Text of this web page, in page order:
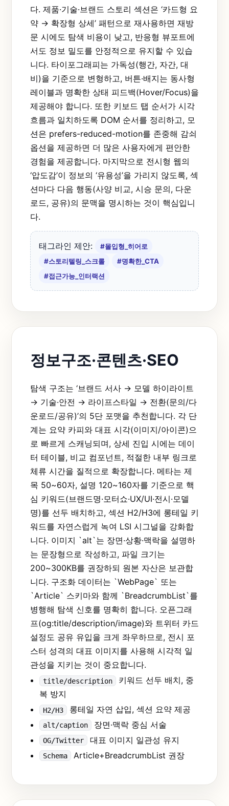
다. 제품·기술·브랜드 스토리 섹션은 ‘카드형 요
약 → 확장형 상세’ 패턴으로 재사용하면 재방
문 시에도 탐색 비용이 낮고, 반응형 뷰포트에
서도 정보 밀도를 안정적으로 유지할 수 있습
니다. 타이포그래피는 가독성(행간, 자간, 대
비)을 기준으로 변형하고, 버튼·배지는 동사형
레이블과 명확한 상태 피드백(Hover/Focus)을
제공해야 합니다. 또한 키보드 탭 순서가 시각
흐름과 일치하도록 DOM 순서를 정리하고, 모
션은 prefers-reduced-motion를 존중해 감쇠
옵션을 제공하면 더 많은 사용자에게 편안한
경험을 제공합니다. 마지막으로 전시형 웹의
‘압도감’이 정보의 ‘유용성’을 가리지 않도록, 섹
션마다 다음 행동(사양 비교, 시승 문의, 다운
로드, 공유)의 문맥을 명시하는 것이 핵심입니
다.
태그라인 제안:
#몰입형_히어로
#스토리텔링_스크롤
#명확한_CTA
#접근가능_인터랙션
정보구조·콘텐츠·SEO
탐색 구조는 ‘브랜드 서사 → 모델 하이라이트
→ 기술·안전 → 라이프스타일 → 전환(문의/다
운로드/공유)’의 5단 포맷을 추천합니다. 각 단
계는 요약 카피와 대표 시각(이미지/아이콘)으
로 빠르게 스캐닝되며, 상세 진입 시에는 데이
터 테이블, 비교 컴포넌트, 적절한 내부 링크로
체류 시간을 질적으로 확장합니다. 메타는 제
목 50~60자, 설명 120~160자를 기준으로 핵
심 키워드(브랜드명·모터쇼·UX/UI·전시·모델
명)를 선두 배치하고, 섹션 H2/H3에 롱테일 키
워드를 자연스럽게 녹여 LSI 시그널을 강화합
니다. 이미지 `alt`는 장면·상황·맥락을 설명하
는 문장형으로 작성하고, 파일 크기는
200~300KB를 권장하되 원본 자산은 보관합
니다. 구조화 데이터는 `WebPage` 또는
`Article` 스키마와 함께 `BreadcrumbList`를
병행해 탐색 신호를 명확히 합니다. 오픈그래
프(og:title/description/image)와 트위터 카드
설정도 공유 유입을 크게 좌우하므로, 전시 포
스터 성격의 대표 이미지를 사용해 시각적 일
관성을 지키는 것이 중요합니다.
title/description
키워드 선두 배치, 중
복 방지
H2/H3 롱테일 자연 삽입, 섹션 요약 제공
alt/caption 장면·맥락 중심 서술
OG/Twitter 대표 이미지 일관성 유지
Schema Article+BreadcrumbList 권장